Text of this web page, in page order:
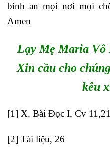
bình an mọi nơi mọi
Amen
Lạy Mẹ Maria Vô
Xin cầu cho
kêu
[1] X. Bài Đọc I, Cv
[2] Tài liệu, 26